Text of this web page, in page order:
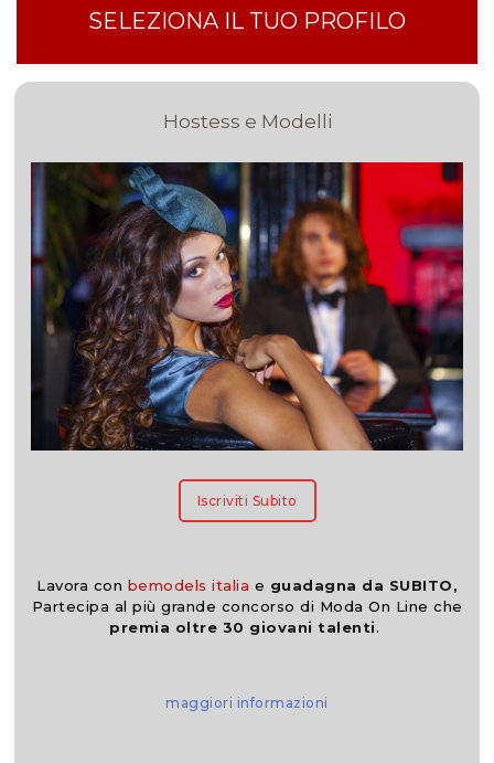
SELEZIONA IL TUO PROFILO
Hostess e Modelli
Iscriviti Subito
Lavora con bemodels italia e guadagna da SUBITO,
Partecipa al più grande concorso di Moda On Line che
premia oltre 30 giovani talenti.
maggiori informazioni